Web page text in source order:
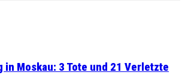
in Moskau: 3 Tote und 21 Verletzte